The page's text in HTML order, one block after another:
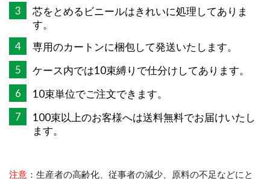
3
芯をとめるビニールはきれいに処理してありま
す。
4
専用のカートンに梱包して発送いたします。
5
ケース内では10束縛りで仕分けしてあります。
6
10束単位でご注文できます。
7
100束以上のお客様へは送料無料でお届けいたし
ます。
注意 ：生産者の高齢化、従事者の減少、原料の不足などにと